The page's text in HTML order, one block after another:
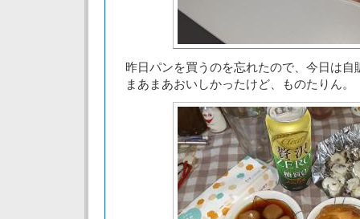
昨日パンを買うのを忘れたので、今日は自
まあまあおいしかったけど、ものたりん。